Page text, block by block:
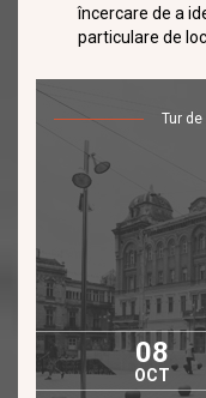
încercare de a
particulare de
Tur
08
OCT